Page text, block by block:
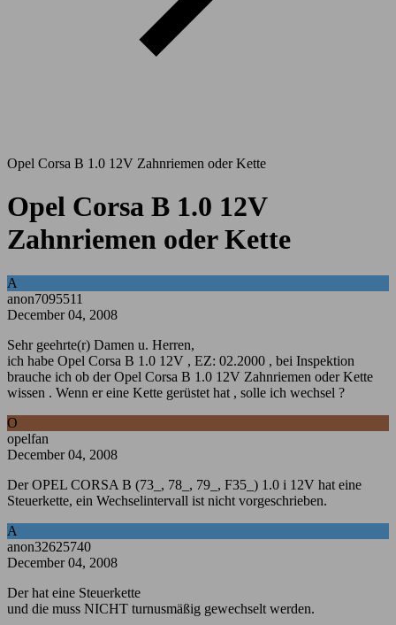
Opel Corsa B 1.0 12V Zahnriemen oder Kette
Opel Corsa B 1.0 12V
Zahnriemen oder Kette
A
anon7095511
December 04, 2008
Sehr geehrte(r) Damen u. Herren,
ich habe Opel Corsa B 1.0 12V , EZ: 02.2000 , bei Inspektion
brauche ich ob der Opel Corsa B 1.0 12V Zahnriemen oder Kette
wissen . Wenn er eine Kette gerüstet hat , solle ich wechsel ?
O
opelfan
December 04, 2008
Der OPEL CORSA B (73_, 78_, 79_, F35_) 1.0 i 12V hat eine
Steuerkette, ein Wechselintervall ist nicht vorgeschrieben.
A
anon32625740
December 04, 2008
Der hat eine Steuerkette
und die muss NICHT turnusmäßig gewechselt werden.